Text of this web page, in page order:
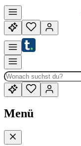
Menü